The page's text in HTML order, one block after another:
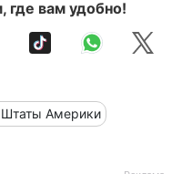
где вам удобно!
Америки